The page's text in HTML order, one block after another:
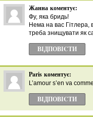
Жанна коментує:
Фу, яка бридь!
Нема на вас Гітлера,
треба знищувати як
ВІДПОВІCТИ
Paris коментує:
L’amour s’en va
ВІДПОВІCТИ